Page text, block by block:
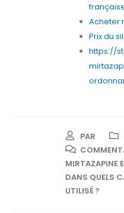
Acheter
Prix du
https://
PAR
MIRTAZAPINE
DANS QUELS
UTILISÉ ?